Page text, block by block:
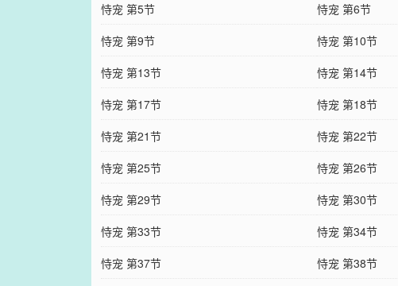
恃宠 第5节
恃宠 第6节
恃宠 第9节
恃宠 第10节
恃宠 第13节
恃宠 第14节
恃宠 第17节
恃宠 第18节
恃宠 第21节
恃宠 第22节
恃宠 第25节
恃宠 第26节
恃宠 第29节
恃宠 第30节
恃宠 第33节
恃宠 第34节
恃宠 第37节
恃宠 第38节